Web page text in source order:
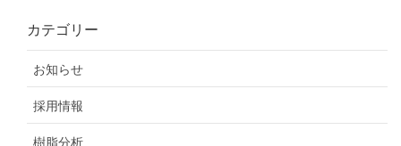
カテゴリー
お知らせ
採用情報
樹脂分析